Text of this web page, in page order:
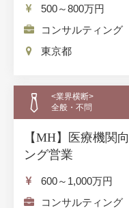
500～800万円
コンサルティング
東京都
<業界横断>
全般・不問
【MH】医療機関
ング営業
600～1,000万円
コンサルティング